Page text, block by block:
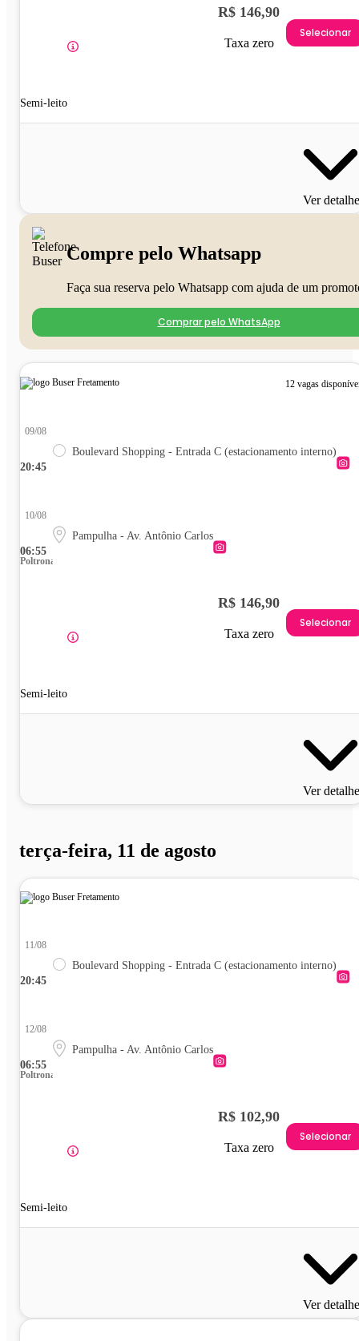
Semi-leito
R$ 146,90
Taxa zero
Selecionar
Ver
Compre pelo Whatsapp
Faça sua reserva pelo Whatsapp com ajuda de um
Comprar pelo WhatsApp
12 vagas
20:45
09/08
Boulevard Shopping - Entrada C (estacionamento interno)
06:55
10/08
Pampulha - Av. Antônio Carlos
Poltrona
Semi-leito
R$ 146,90
Taxa zero
Selecionar
Ver
terça-feira, 11 de agosto
20:45
11/08
Boulevard Shopping - Entrada C (estacionamento interno)
06:55
12/08
Pampulha - Av. Antônio Carlos
Poltrona
Semi-leito
R$ 102,90
Taxa zero
Selecionar
Ver